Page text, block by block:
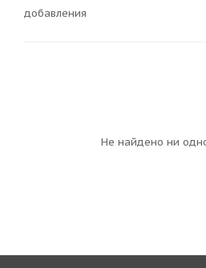
добавления
Не найдено ни